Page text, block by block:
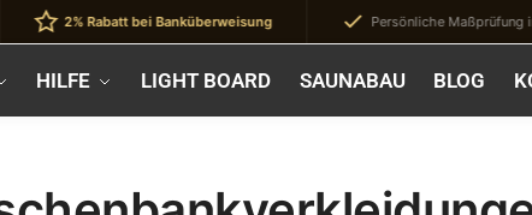
2% Rabatt bei Banküberweisung Persönliche Maßprüfung
HILFE LIGHT BOARD SAUNABAU BLOG